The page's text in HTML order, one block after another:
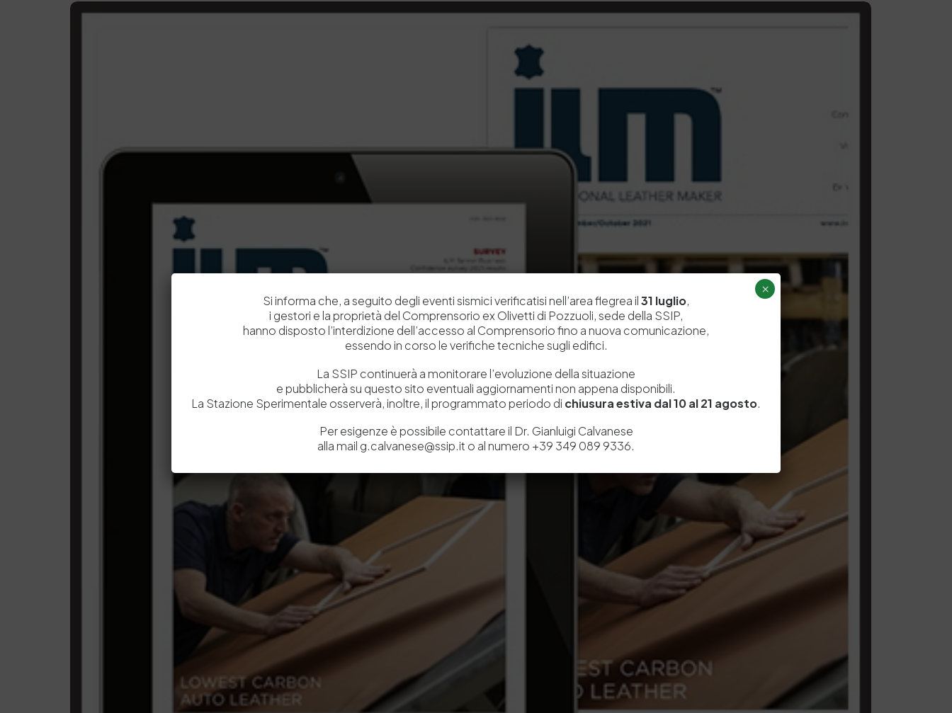
Si informa che, a seguito degli eventi sismici verificatisi nell’area flegrea il31 luglio,
i gestori e la proprietà del Comprensorio ex Olivetti di Pozzuoli, sede della SSIP,
hanno disposto l’interdizione dell’accesso al Comprensorio fino a nuova comunicazione,
essendo in corso le verifiche tecniche sugli edifici.
La SSIP continuerà a monitorare l’evoluzione della situazione
e pubblicherà su questo sito eventuali aggiornamenti non appena disponibili.
La Stazione Sperimentale osserverà, inoltre, il programmato periodo di chiusura estiva dal 10 al 21 agosto.
Per esigenze è possibile contattare il Dr. Gianluigi Calvanese
alla mail g.calvanese@ssip.it o al numero +39 349 089 9336.
×